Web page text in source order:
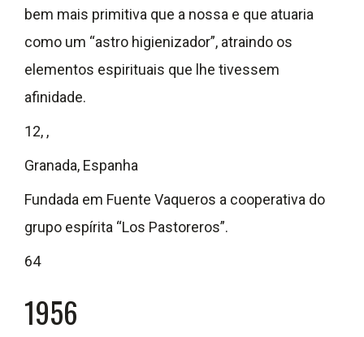
bem mais primitiva que a nossa e que atuaria
como um “astro higienizador”, atraindo os
elementos espirituais que lhe tivessem
afinidade.
12, ,
Granada, Espanha
Fundada em Fuente Vaqueros a cooperativa do
grupo espírita “Los Pastoreros”.
64
1956